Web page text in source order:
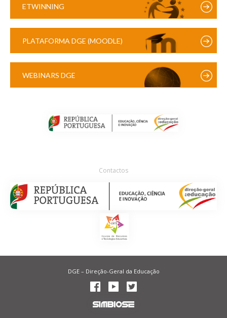
ETWINNING
PLATAFORMA DGE (MOODLE)
WEBINARS DGE
Contactos
DGE – Direção-Geral da Educação